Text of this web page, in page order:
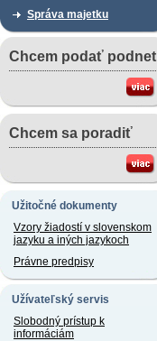
Správa majetku
Chcem podať podnet
Chcem sa poradiť
Užitočné dokumenty
Vzory žiadostí v slovenskom
jazyku a iných jazykoch
Právne predpisy
Užívateľský servis
Slobodný prístup k
informáciám